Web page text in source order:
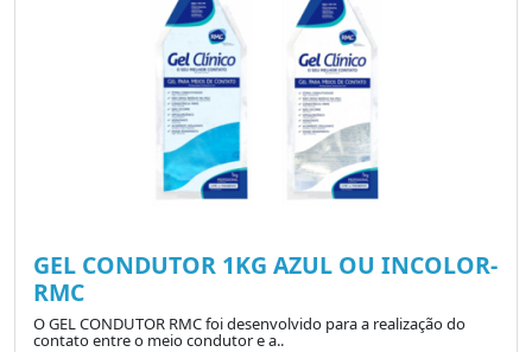
GEL CONDUTOR 1KG AZUL OU INCOLOR-
RMC
O GEL CONDUTOR RMC foi desenvolvido para a realização do
contato entre o meio condutor e a..